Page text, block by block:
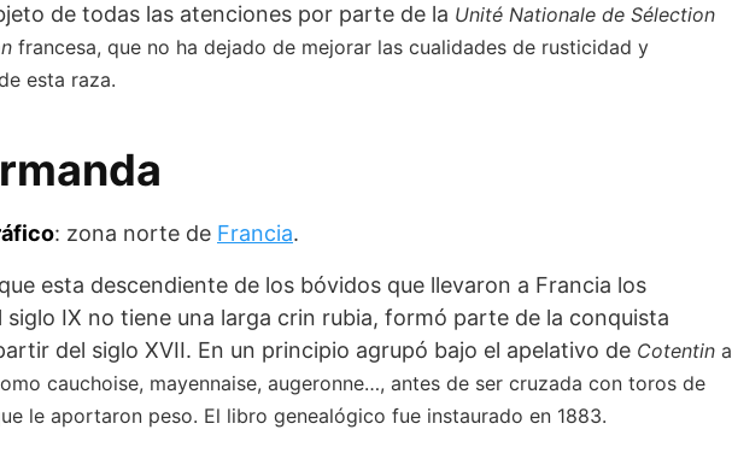
de todas las atencio­nes por parte de la Unité Nationale de Sélection
francesa, que no ha dejado de mejorar las cualidades de rus­ticidad y
esta raza.
: zona norte de Francia.
esta descendiente de los bóvidos que llevaron a Francia los
siglo IX no tiene una larga crin rubia, formó parte de la con­quista
del siglo XVII. En un principio agrupó bajo el apela­tivo de Cotentin a
cauchoise, mayennaise, augeronne…, antes de ser cruzada con toros de
le aportaron peso. El libro genealógico fue instaurado en 1883.